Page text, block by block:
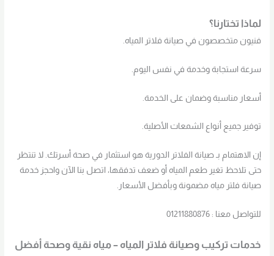
لماذا تختارنا؟
فنيون متخصصون في صيانة فلاتر المياه.
سرعة استجابة وخدمة في نفس اليوم.
أسعار مناسبة وضمان على الخدمة.
توفير جميع أنواع الشمعات الأصلية.
إن الاهتمام بـ صيانة الفلاتر الدورية هو استثمار في صحة أسرتك. لا تنتظر
حتى تلاحظ تغير طعم المياه أو ضعف تدفقها، اتصل بنا الآن واحجز خدمة
صيانة فلتر مياه مضمونة وبأفضل الأسعار.
للتواصل معنا : 01211880876
خدمات تركيب وصيانة فلاتر المياه – مياه نقية وصحة أفضل